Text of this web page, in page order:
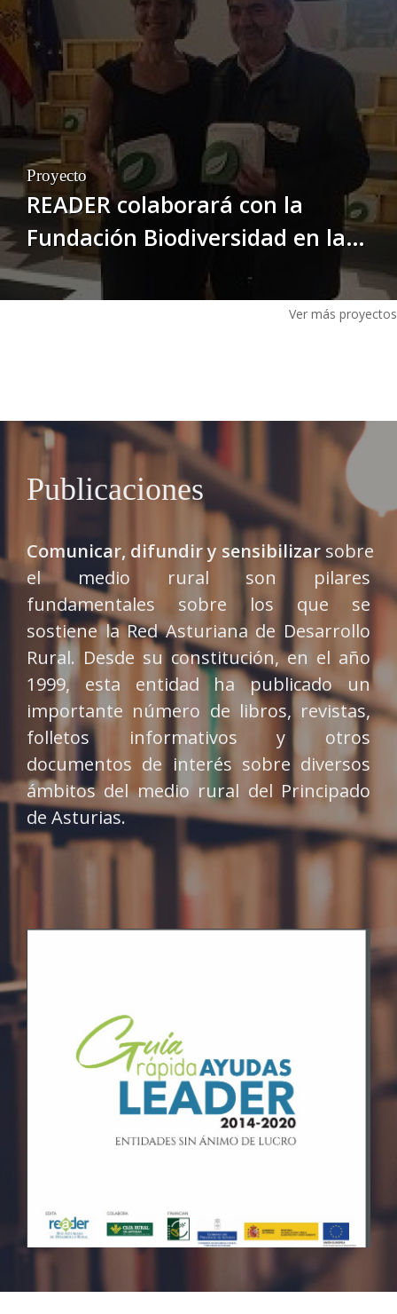
Proyecto
READER colaborará con la
Fundación Biodiversidad en la
creación de empleo verde
Ver más proyectos
Publicaciones
Comunicar, difundir y sensibilizarsobre
el medio rural son pilares
fundamentales sobre los que se
sostiene la Red Asturiana de Desarrollo
Rural. Desde su constitución, en el año
1999, esta entidad ha publicado un
importante número de libros, revistas,
folletos informativos y otros
documentos de interés sobre diversos
ámbitos del medio rural del Principado
de Asturias.